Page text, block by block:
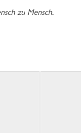
zu Mensch.